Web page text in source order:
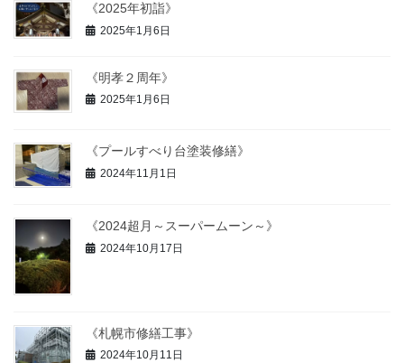
《2025年初詣》
2025年1月6日
《明孝２周年》
2025年1月6日
《プールすべり台塗装修繕》
2024年11月1日
《2024超月～スーパームーン～》
2024年10月17日
《札幌市修繕工事》
2024年10月11日